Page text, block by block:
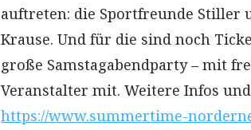
auftreten: die Sportfreunde Stiller
Krause. Und für die sind noch
große Samstagabendparty – mit
Veranstalter mit. Weitere Infos
https://www.summertime-